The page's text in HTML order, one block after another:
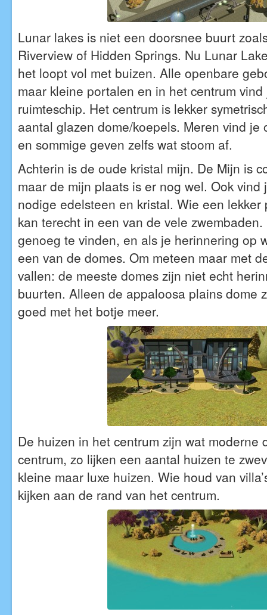
Lunar lakes is niet een doorsnee buurt
Riverview of Hidden Springs. Nu Lunar
het loopt vol met buizen. Alle openbare
maar kleine portalen en in het centrum
ruimteschip. Het centrum is lekker
aantal glazen dome/koepels. Meren vind je
en sommige geven zelfs wat stoom af.
Achterin is de oude kristal mijn. De Mijn is
maar de mijn plaats is er nog wel. Ook vind
nodige edelsteen en kristal. Wie een lekker
kan terecht in een van de vele
genoeg te vinden, en als je herinnering op
een van de domes. Om meteen maar met
vallen: de meeste domes zijn niet echt
buurten. Alleen de appaloosa plains dome
goed met het botje meer.
De huizen in het centrum zijn wat moderne
centrum, zo lijken een aantal huizen te
kleine maar luxe huizen. Wie houd van
kijken aan de rand van het centrum.